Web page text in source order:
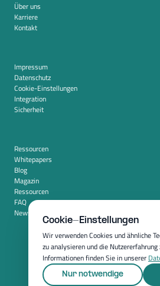
Über uns
Karriere
Kontakt
Impressum
Datenschutz
Cookie-Einstellungen
Integration
Sicherheit
Ressourcen
Whitepapers
Blog
Magazin
Ressourcen
FAQ
Newsroom
Cookie-Einstellungen
Wir verwenden Cookies und ähnliche
zu analysieren und die
Informationen finden Sie in unserer
Nur notwendige